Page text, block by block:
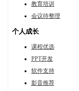
教育培训
会议待整理
个人成长
课程优选
PPT开发
软件支持
影音推荐